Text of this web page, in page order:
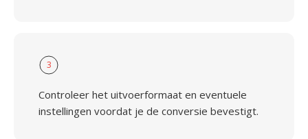
3
Controleer het uitvoerformaat en eventuele
instellingen voordat je de conversie bevestigt.